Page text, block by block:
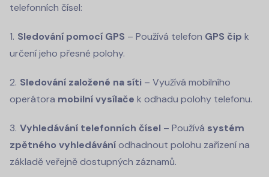
telefonních čísel:
Sledování pomocí GPS – Používá telefon GPS čip k
určení jeho přesné polohy.
Sledování založené na síti – Využívá mobilního
operátora mobilní vysílače k odhadu polohy telefonu.
Vyhledávání telefonních čísel – Používá systém
zpětného vyhledáváníodhadnout polohu zařízení na
základě veřejně dostupných záznamů.